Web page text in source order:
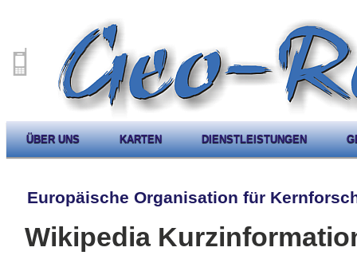
ÜBER UNS KARTEN DIENSTLEISTUNGEN
Europäische Organisation für
Wikipedia